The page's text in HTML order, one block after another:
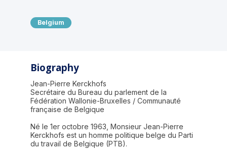
Belgium
Biography
Jean-Pierre Kerckhofs
Secrétaire du Bureau du parlement de la
Fédération Wallonie-Bruxelles / Communauté
française de Belgique
Né le 1er octobre 1963, Monsieur Jean-Pierre
Kerckhofs est un homme politique belge du Parti
du travail de Belgique (PTB).